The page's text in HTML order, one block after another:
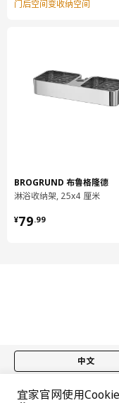
容量
保养说明和环境和材
使用沾水的软湿布和
丝球，除垢剂或酸性、
环境和材料
钢, 聚乙烯粉末涂层
门后空间变收纳空间
BROGRUND 布鲁格隆德
淋浴收纳架, 25x4 厘米
¥79.99
¥ 79.99
中文
© Inter
宜家官网使用